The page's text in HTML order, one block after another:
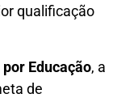
qualificação
Educação, a
de